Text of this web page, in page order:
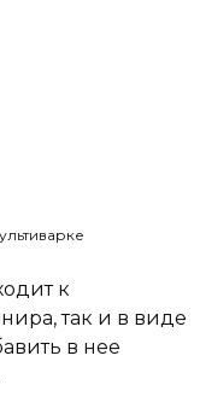
к
так и в виде
в нее